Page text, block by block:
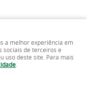
a melhor experiência em
sociais de terceiros e
uso deste site. Para mais